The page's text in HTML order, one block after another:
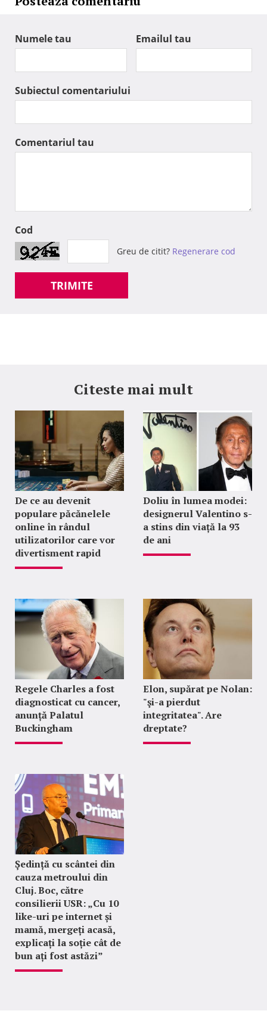
Numele tau Emailul tau
Subiectul comentariului
Comentariul tau
Cod
Greu de citit? Regenerare cod
TRIMITE
Citeste mai mult
De ce au devenit
populare păcănelele
online în rândul
utilizatorilor care vor
divertisment rapid
Doliu în lumea modei:
designerul Valentino s-
a stins din viață la 93
de ani
Regele Charles a fost
diagnosticat cu cancer,
anunță Palatul
Buckingham
Elon, supărat pe Nolan:
"şi-a pierdut
integritatea". Are
dreptate?
Ședință cu scântei din
cauza metroului din
Cluj. Boc, către
consilierii USR: „Cu 10
like-uri pe internet și
mamă, mergeți acasă,
explicați la soție cât de
bun ați fost astăzi”